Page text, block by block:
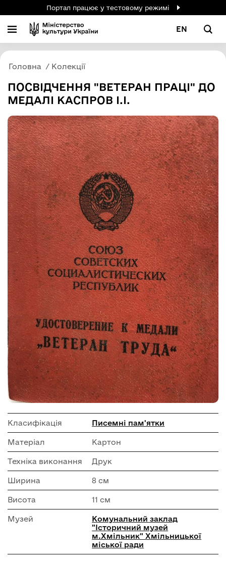
Портал працює у тестовому режимі
EN
Головна Колекції
ПОСВІДЧЕННЯ "ВЕТЕРАН ПРАЦІ" ДО
МЕДАЛІ КАСПРОВ І.І.
Класифікація Писемні пам'ятки
Матеріал Картон
Техніка виконання Друк
Ширина 8 см
Висота 11 см
Музей
Комунальний заклад
"Історичний музей
м.Хмільник" Хмільницької
міської ради